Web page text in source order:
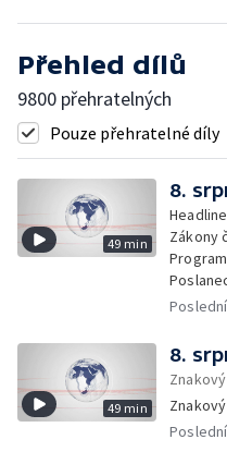
Přehled dílů
9800 přehratelných
Pouze přehratelné díly
49 min
8.
Zákony
provoz
přijetí
vybrala
49 min
8.